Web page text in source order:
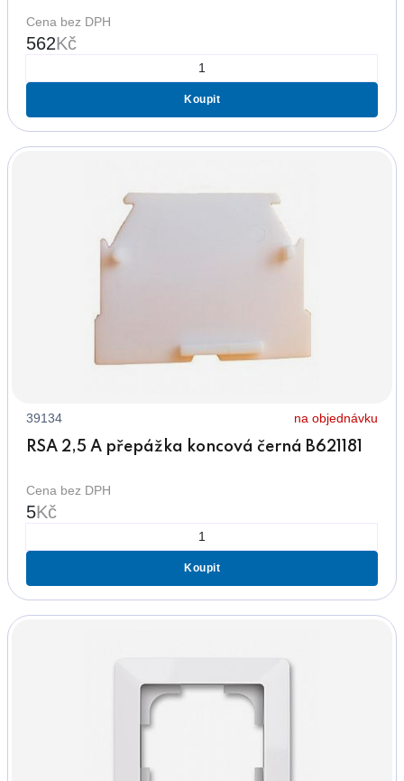
Cena bez DPH
562Kč
Koupit
39134 na objednávku
RSA 2,5 A přepážka koncová černá B621181
Cena bez DPH
5Kč
Koupit